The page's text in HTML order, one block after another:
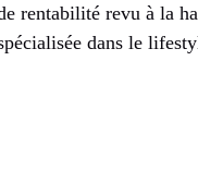
rentabilité revu à la
dans le